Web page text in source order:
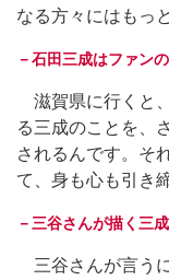
なる方々にはもっ
－石田三成はファン
滋賀県に行くと
る三成のことを、
されるんです。そ
て、身も心も引き
－三谷さんが描く三
三谷さんが言う